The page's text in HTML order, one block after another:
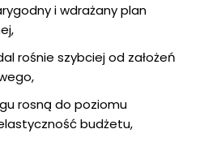
i wdrażany plan
rośnie szybciej od założeń
rosną do poziomu
budżetu,